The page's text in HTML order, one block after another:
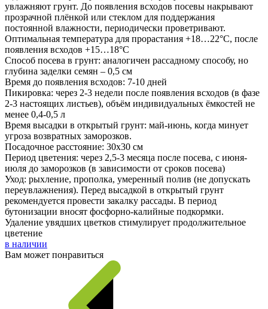
увлажняют грунт. До появления всходов посевы накрывают
прозрачной плёнкой или стеклом для поддержания
постоянной влажности, периодически проветривают.
Оптимальная температура для прорастания +18…22°С, после
появления всходов +15…18°С
Способ посева в грунт: аналогичен рассадному способу, но
глубина заделки семян – 0,5 см
Время до появления всходов: 7-10 дней
Пикировка: через 2-3 недели после появления всходов (в фазе
2-3 настоящих листьев), объём индивидуальных ёмкостей не
менее 0,4-0,5 л
Время высадки в открытый грунт: май-июнь, когда минует
угроза возвратных заморозков.
Посадочное расстояние: 30х30 см
Период цветения: через 2,5-3 месяца после посева, с июня-
июля до заморозков (в зависимости от сроков посева)
Уход: рыхление, прополка, умеренный полив (не допускать
переувлажнения). Перед высадкой в открытый грунт
рекомендуется провести закалку рассады. В период
бутонизации вносят фосфорно-калийные подкормки.
Удаление увядших цветков стимулирует продолжительное
цветение
в наличии
Вам может понравиться